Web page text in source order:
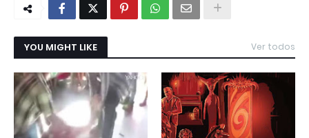
YOU MIGHT LIKE Ver todos